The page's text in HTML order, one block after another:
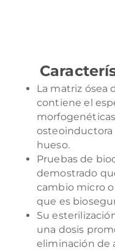
La matriz ósea
contiene el
osteoinductora
hueso.
Pruebas de
demostrado
cambio micro
que es
Su
una dosis
eliminación de